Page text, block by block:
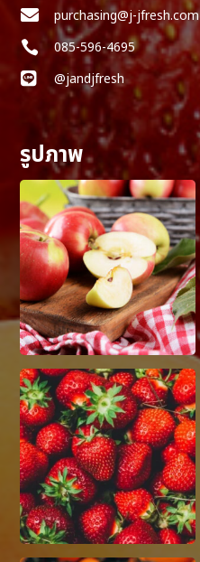

purchasing@j-jfresh.com

085-596-4695

@jandjfresh
รูปภาพ